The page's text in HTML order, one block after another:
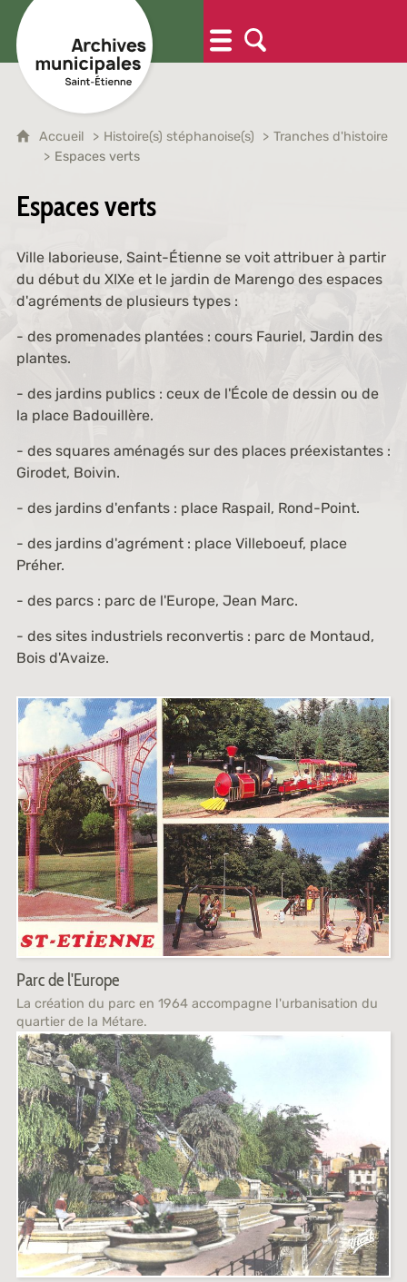
Accueil Histoire(s) stéphanoise(s)
Tranches d'histoire
Espaces verts
Espaces verts
Ville laborieuse, Saint-Étienne se voit attribuer à partir
du début du XIXe et le jardin de Marengo des espaces
d'agréments de plusieurs types :
- des promenades plantées : cours Fauriel, Jardin des
plantes.
- des jardins publics : ceux de l'École de dessin ou de
la place Badouillère.
- des squares aménagés sur des places préexistantes :
Girodet, Boivin.
- des jardins d'enfants : place Raspail, Rond-Point.
- des jardins d'agrément : place Villeboeuf, place
Préher.
- des parcs : parc de l'Europe, Jean Marc.
- des sites industriels reconvertis : parc de Montaud,
Bois d'Avaize.
Parc de l'Europe
La création du parc en 1964 accompagne l'urbanisation du
quartier de la Métare.